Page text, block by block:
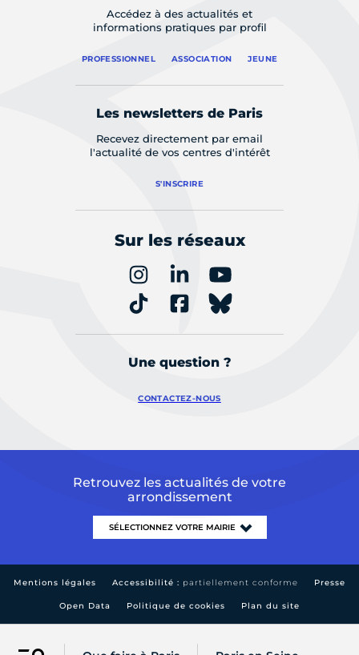
Accédez à des actualités et
informations pratiques par profil
PROFESSIONNEL ASSOCIATION JEUNE
Les newsletters de Paris
Recevez directement par email
l'actualité de vos centres d'intérêt
S'INSCRIRE
Sur les réseaux
Une question ?
CONTACTEZ-NOUS
Retrouvez les actualités de votre
arrondissement
Mentions légales Accessibilité : partiellement conforme Presse
Open Data Politique de cookies Plan du site